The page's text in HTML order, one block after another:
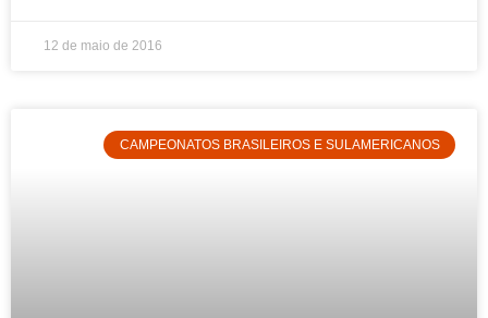
12 de maio de 2016
CAMPEONATOS BRASILEIROS E SULAMERICANOS